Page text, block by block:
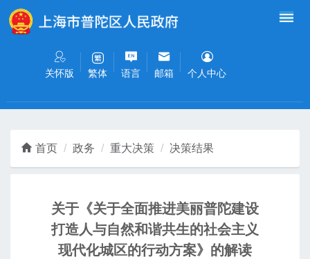
无障碍操作说明
关怀版 繁体 语言 邮箱 个人中心
首页 政务 重大决策 决策结果
关于《关于全面推进美丽普陀建设
打造人与自然和谐共生的社会主义
现代化城区的行动方案》的解读